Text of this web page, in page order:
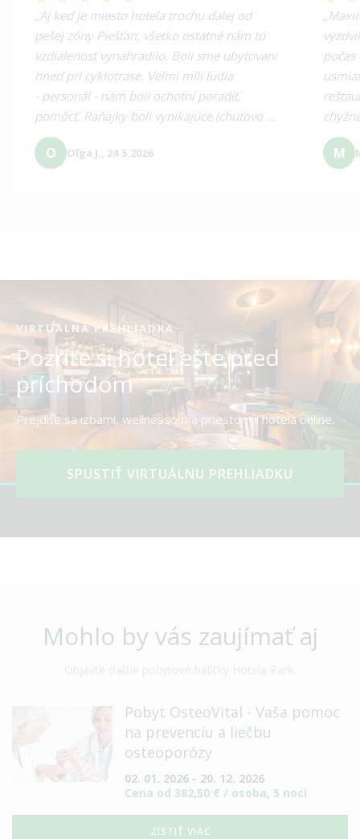
„Aj keď je miesto hotela trochu ďalej od
pešej zóny Piešťan, všetko ostatné nám tú
vzdialenosť vynahradilo. Boli sme ubytovaní
hneď pri cyklotrase. Veľmi milí ľudia
- personál - nám boli ochotní poradiť,
pomôcť. Raňajky boli vynikajúce (chuťovo i
množstvom). Prostredie veľmi príjemné,
čistota. Miestnosť na odkladanie bicykla i
O Oľga J., 24.5.2026
poM
VIRTUÁLNA PREHLIADKA
Pozrite si hotel ešte pred
príchodom
Prejdite sa izbami, wellnessom a priestormi hotela online.
SPUSTIŤ VIRTUÁLNU PREHLIADKU
Mohlo by vás zaujímať aj
Pobyt OsteoVital - Vaša pomoc
na prevenciu a liečbu
osteoporózy
02. 01. 2026 - 20. 12. 2026
Cena od 382,50 € / osoba, 5 nocí
ZISTIŤ VIAC